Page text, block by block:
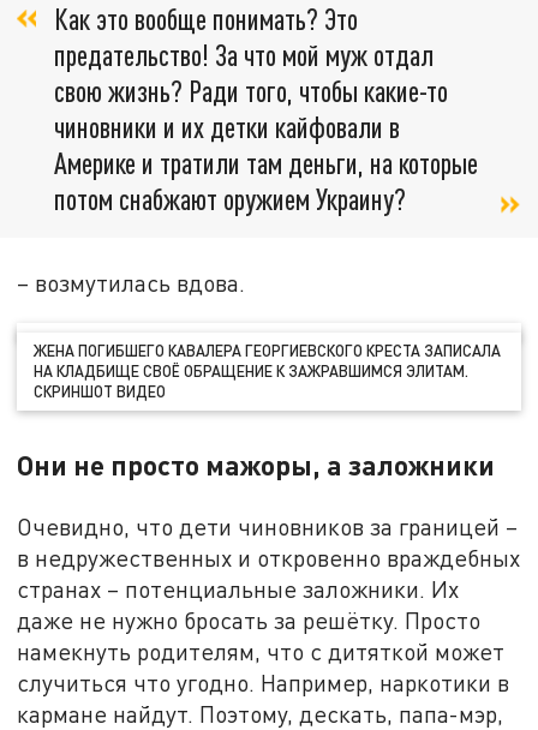
Как это вообще понимать? Это
предательство! За что мой муж отдал
свою жизнь? Ради того, чтобы какие-то
чиновники и их детки кайфовали в
Америке и тратили там деньги, на которые
потом снабжают оружием Украину?
– возмутилась вдова.
ЖЕНА ПОГИБШЕГО КАВАЛЕРА ГЕОРГИЕВСКОГО КРЕСТА ЗАПИСАЛА
НА КЛАДБИЩЕ СВОЁ ОБРАЩЕНИЕ К ЗАЖРАВШИМСЯ ЭЛИТАМ.
СКРИНШОТ ВИДЕО
Они не просто мажоры, а заложники
Очевидно, что дети чиновников за границей –
в недружественных и откровенно враждебных
странах – потенциальные заложники. Их
даже не нужно бросать за решётку. Просто
намекнуть родителям, что с дитяткой может
случиться что угодно. Например, наркотики в
кармане найдут. Поэтому, дескать, папа-мэр,